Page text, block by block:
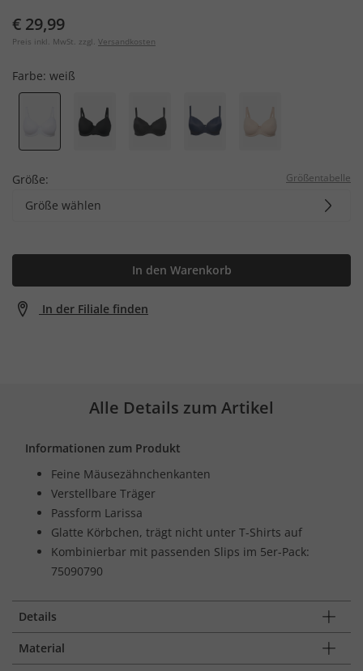
€ 29,99
Preis inkl. MwSt. zzgl. Versandkosten
Farbe: weiß
Größe: Größentabelle
Größe wählen
In den Warenkorb
In der Filiale finden
Alle Details zum Artikel
Informationen zum Produkt
Feine Mäusezähnchenkanten
Verstellbare Träger
Passform Larissa
Glatte Körbchen, trägt nicht unter T-Shirts auf
Kombinierbar mit passenden Slips im 5er-Pack:
75090790
Details
Material